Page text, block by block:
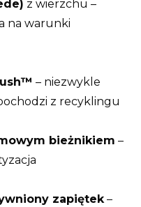
z wierzchu –
na warunki
– niezwykle
z recyklingu
bieżnikiem –
zapiętek–